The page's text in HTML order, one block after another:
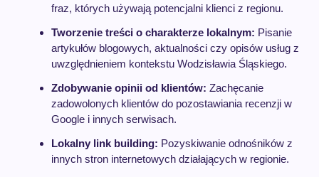
fraz, których używają potencjalni klienci z regionu.
Tworzenie treści o charakterze lokalnym: Pisanie
artykułów blogowych, aktualności czy opisów usług z
uwzględnieniem kontekstu Wodzisławia Śląskiego.
Zdobywanie opinii od klientów: Zachęcanie
zadowolonych klientów do pozostawiania recenzji w
Google i innych serwisach.
Lokalny link building: Pozyskiwanie odnośników z
innych stron internetowych działających w regionie.